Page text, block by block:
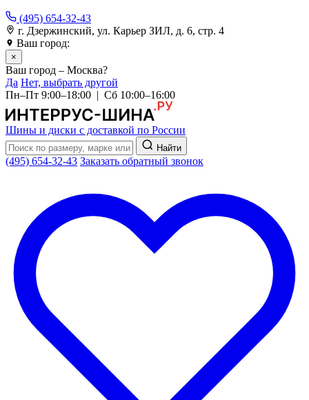
(495) 654-32-43
г. Дзержинский, ул. Карьер ЗИЛ, д. 6, стр. 4
Ваш город:
×
Ваш город – Москва?
Да Нет, выбрать другой
Пн–Пт 9:00–18:00 | Сб 10:00–16:00
Шины и диски с доставкой по России
Найти
(495) 654-32-43 Заказать обратный звонок